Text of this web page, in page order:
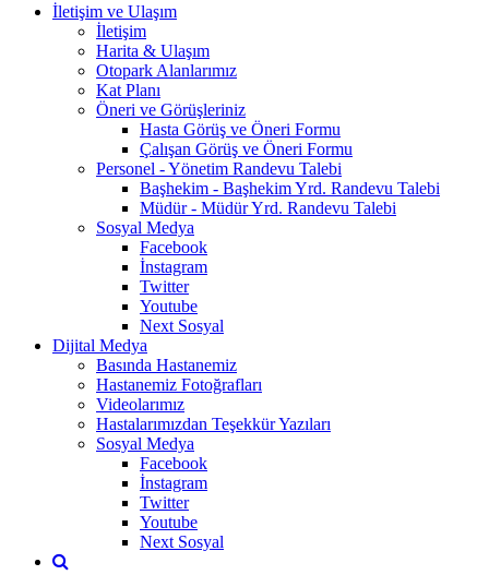
İletişim ve Ulaşım
İletişim
Harita & Ulaşım
Otopark Alanlarımız
Kat Planı
Öneri ve Görüşleriniz
Hasta Görüş ve Öneri Formu
Çalışan Görüş ve Öneri Formu
Personel - Yönetim Randevu Talebi
Başhekim - Başhekim Yrd. Randevu Talebi
Müdür - Müdür Yrd. Randevu Talebi
Sosyal Medya
Facebook
İnstagram
Twitter
Youtube
Next Sosyal
Dijital Medya
Basında Hastanemiz
Hastanemiz Fotoğrafları
Videolarımız
Hastalarımızdan Teşekkür Yazıları
Sosyal Medya
Facebook
İnstagram
Twitter
Youtube
Next Sosyal